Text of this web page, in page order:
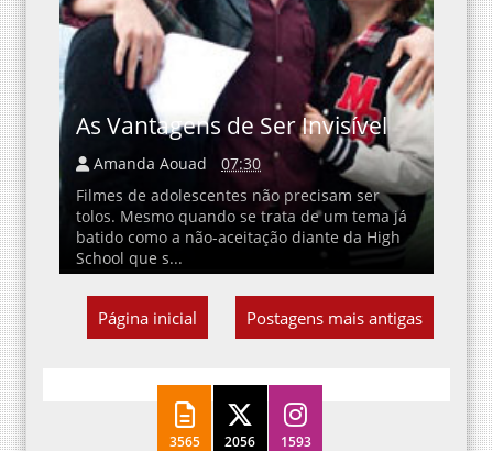
As Vantagens de Ser Invisível
Amanda Aouad
07:30
Filmes de adolescentes não precisam ser
tolos. Mesmo quando se trata de um tema já
batido como a não-aceitação diante da High
School que s...
Postagens mais antigas
Página inicial
3565 2056 1593